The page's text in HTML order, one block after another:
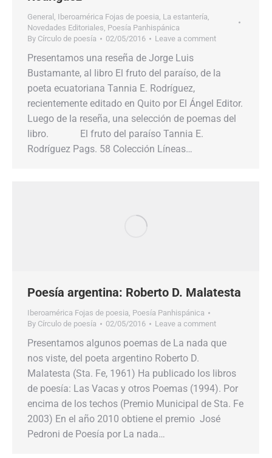
General , Iberoamérica Fojas de poesia, La estantería,
Novedades Editoriales, Poesía Panhispánica
By Círculo de poesía 02/05/2016 Leave a comment
Presentamos una reseña de Jorge Luis
Bustamante, al libro El fruto del paraíso, de la
poeta ecuatoriana Tannia E. Rodríguez,
recientemente editado en Quito por El Ángel Editor.
Luego de la reseña, una selección de poemas del
libro. El fruto del paraíso Tannia E.
Rodríguez Pags. 58 Colección Líneas…
Poesía argentina: Roberto D. Malatesta
Iberoamérica Fojas de poesia, Poesía Panhispánica
By Círculo de poesía 02/05/2016 Leave a comment
Presentamos algunos poemas de La nada que
nos viste, del poeta argentino Roberto D.
Malatesta (Sta. Fe, 1961) Ha publicado los libros
de poesía: Las Vacas y otros Poemas (1994). Por
encima de los techos (Premio Municipal de Sta. Fe
2003) En el año 2010 obtiene el premio José
Pedroni de Poesía por La nada…